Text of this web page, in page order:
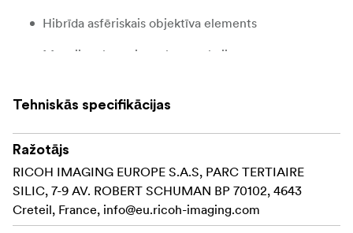
Hibrīda asfēriskais objektīva elements
Magnija sakausējuma konstrukcija
Tehniskās specifikācijas
Ražotājs
RICOH IMAGING EUROPE S.A.S, PARC TERTIAIRE
SILIC, 7-9 AV. ROBERT SCHUMAN BP 70102, 4643
Creteil, France, info@eu.ricoh-imaging.com